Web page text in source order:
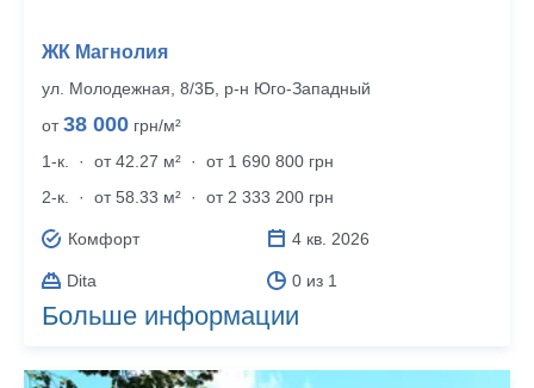
ЖК Магнолия
ул. Молодежная, 8/3Б, р‑н Юго-Западный
от38 000 грн/м²
1-к.
· от 42.27 м² ·
от 1 690 800 грн
2-к.
· от 58.33 м² · от 2 333 200 грн
Комфорт 4 кв. 2026
Dita 0 из 1
Больше информации